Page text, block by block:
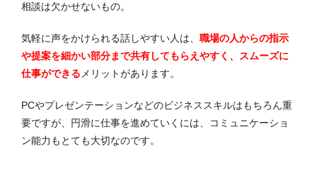
相談は欠かせないもの。
気軽に声をかけられる話しやすい人は、 職場の人からの指示
や提案を細かい部分まで共有してもらえやすく、スムーズに
仕事ができるメリットがあります。
PCやプレゼンテーションなどのビジネススキルはもちろん重
要ですが、円滑に仕事を進めていくには、コミュニケーショ
ン能力もとても大切なのです。